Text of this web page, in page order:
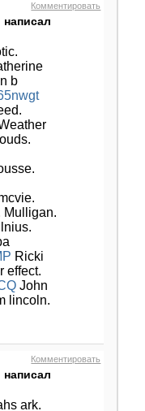
Комментировать
написал
b
Mulligan.
Ricki
effect.
John
lincoln.
Комментировать
написал
ark.